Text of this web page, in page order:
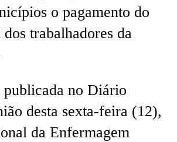
o pagamento do
trabalhadores da
no Diário
desta sexta-feira (12),
da Enfermagem